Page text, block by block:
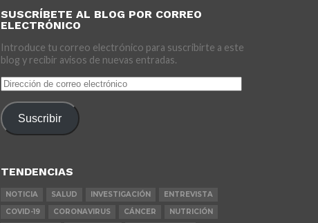
SUSCRÍBETE AL BLOG POR CORREO
ELECTRÓNICO
Introduce tu correo electrónico para suscribirte a este
blog y recibir avisos de nuevas entradas.
Dirección
de
correo
electrónico
Suscribir
TENDENCIAS
NOTICIA SALUD INVESTIGACIÓN
ENTREVISTA
COVID-19
CORONAVIRUS CÁNCER
NUTRICIÓN